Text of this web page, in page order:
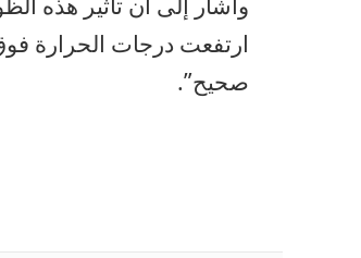
ارتفعت درجات الحرارة
صحيح”.